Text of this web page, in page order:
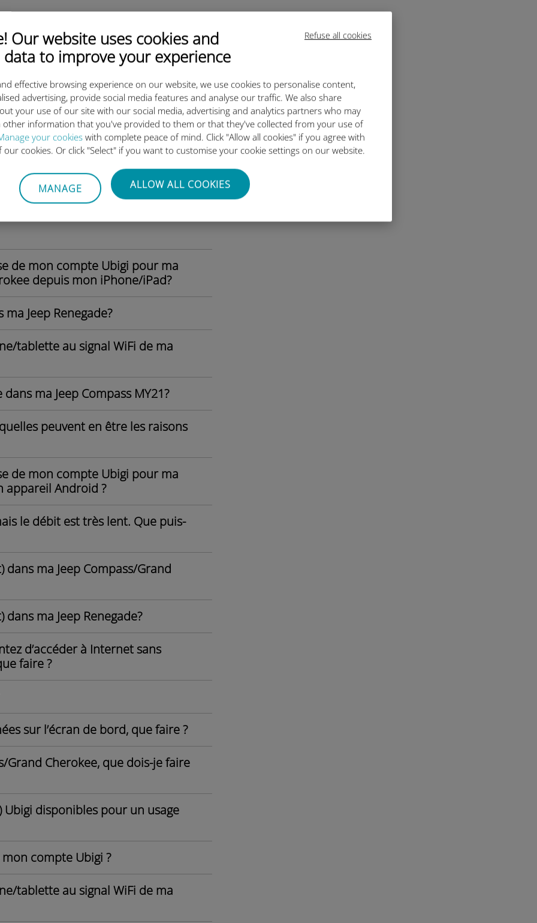
Refuse all cookies
Our website uses cookies and
data to improve your experience
effective browsing experience on our website, we use cookies to personalise content,
advertising, provide social media features and analyse our traffic. We also share
your use of our site with our social media, advertising and analytics partners who may
other information that you've provided to them or that they've collected from your use of
your cookies with complete peace of mind. Click "Allow all cookies" if you agree with
cookies. Or click "Select" if you want to customise your cookie settings on our website.
MANAGE ALLOW ALL COOKIES
tablette au signal WiFi de ma
ma Jeep Grand Cherokee MY22?
Grand Cherokee en tant que
l’option WiFi à bord ?
dans ma Jeep Grand Cherokee ?
Jeep Compass?
de mon compte Ubigi pour ma
depuis mon iPhone/iPad?
Jeep Renegade?
tablette au signal WiFi de ma
ma Jeep Compass MY21?
peuvent en être les raisons
de mon compte Ubigi pour ma
appareil Android ?
le débit est très lent. Que puis-
ma Jeep Compass/Grand
ma Jeep Renegade?
d’accéder à Internet sans
faire ?
sur l’écran de bord, que faire ?
Grand Cherokee, que dois-je faire
disponibles pour un usage
compte Ubigi ?
tablette au signal WiFi de ma